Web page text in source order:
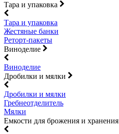
Тара и упаковка
Тара и упаковка
Жестяные банки
Реторт-пакеты
Виноделие
Виноделие
Дробилки и мялки
Дробилки и мялки
Гребнеотделитель
Мялки
Емкости для брожения и хранения